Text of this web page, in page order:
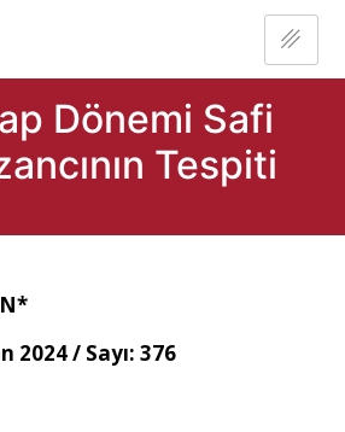
Dönemi Safi
Tespiti
2024 / Sayı: 376